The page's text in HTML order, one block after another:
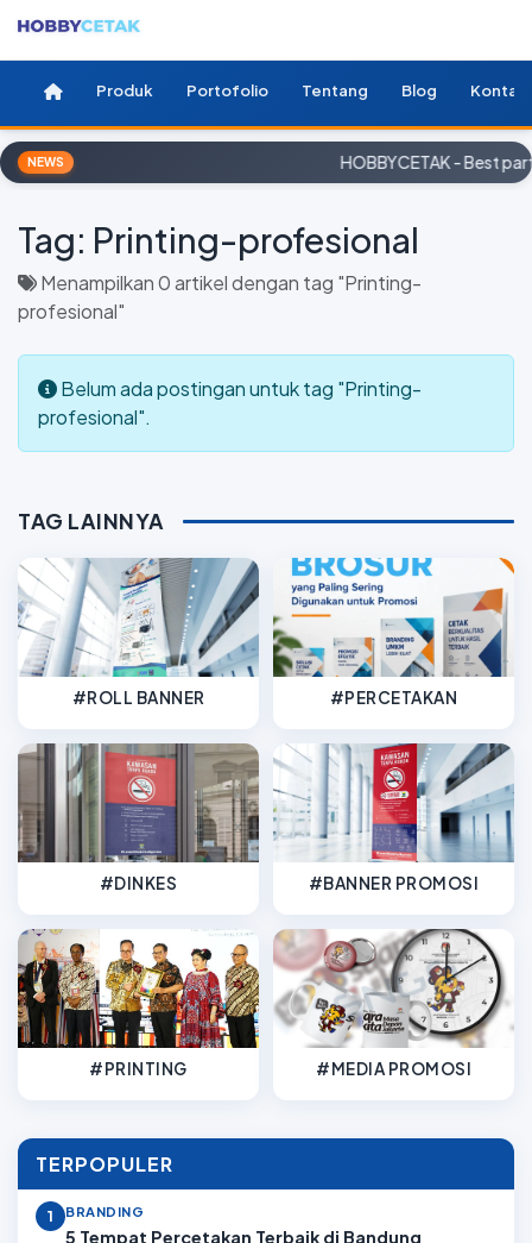
Produk Portofolio Tentang Blog Kontak
NEWS HOBBYCETAK - Best
Tag: Printing-profesional
Menampilkan 0 artikel dengan tag "Printing-
profesional"
Belum ada postingan untuk tag "Printing-
profesional".
TAG LAINNYA
#ROLL BANNER #PERCETAKAN
#DINKES #BANNER PROMOSI
#PRINTING #MEDIA PROMOSI
TERPOPULER
1 BRANDING
5 Tempat Percetakan Terbaik di Bandung